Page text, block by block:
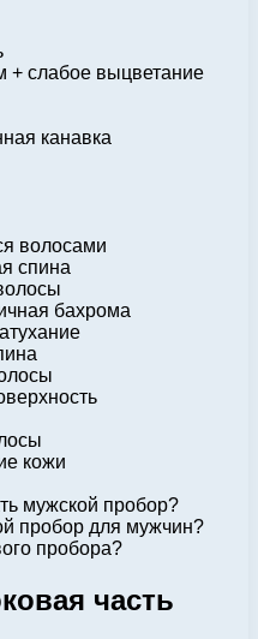
+ слабое выцветание
канавка
волосами
спина
бахрома
кожи
мужской пробор?
пробор для мужчин?
пробора?
часть